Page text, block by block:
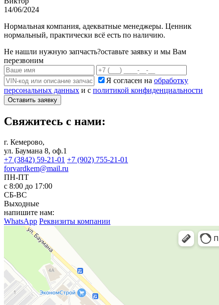
14/06/2024
Нормальная компания, адекватные менеджеры. Ценник
нормальный, практически всё есть по наличию.
Не нашли нужную запчасть?оставьте заявку и мы Вам
перезвоним
Я согласен на обработку
персональных данных и с политикой конфиденциальности
Оставить заявку
Свяжитесь с нами:
г. Кемерово,
ул. Баумана 8, оф.1
+7 (3842) 59-21-01 +7 (902) 755-21-01
forvardkem@mail.ru
ПН-ПТ
с 8:00 до 17:00
СБ-ВС
Выходные
напишите нам:
WhatsApp Реквизиты компании